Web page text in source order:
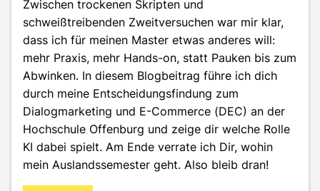
Zwischen trockenen Skripten und
schweißtreibenden Zweitversuchen war mir klar,
dass ich für meinen Master etwas anderes will:
mehr Praxis, mehr Hands-on, statt Pauken bis zum
Abwinken. In diesem Blogbeitrag führe ich dich
durch meine Entscheidungsfindung zum
Dialogmarketing und E-Commerce (DEC) an der
Hochschule Offenburg und zeige dir welche Rolle
KI dabei spielt. Am Ende verrate ich Dir, wohin
mein Auslandssemester geht. Also bleib dran!